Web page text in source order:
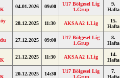
04.01.2026 09:00
U17 Bölgesel Lig
1.Grup
9.
Hafta
28.12.2025 11:30 AKSA A2 1.Lig
15.
Hafta
27.12.2025 09:00
U17 Bölgesel Lig
1.Grup
8.
Hafta
21.12.2025 11:30 AKSA A2 1.Lig
14.
Hafta
20.12.2025 14:30
U17 Bölgesel Lig
1.Grup
7.
Hafta